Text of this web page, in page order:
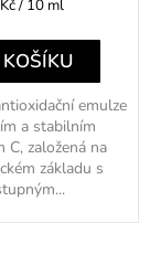
/ 10 ml
emulze
a stabilním
C, založená na
základu s